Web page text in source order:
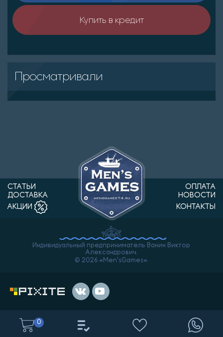
Купить в кредит
Просматривали
СТАТЬИ
ОПЛАТА
ДОСТАВКА
НОВОСТИ
АКЦИИ
КОНТАКТЫ
Индивидуальный предприниматель Ванин Виктор
Александрович.
© 2026 «Men'sGames».
0